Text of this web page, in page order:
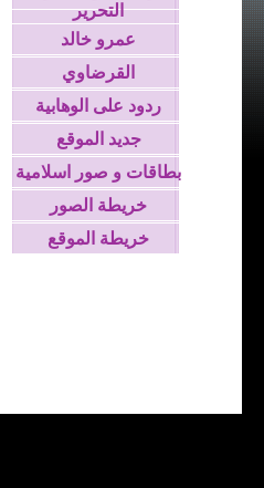
التحرير
عمرو خالد
القرضاوي
ردود على الوهابية
جديد الموقع
بطاقات و صور اسلامية
خريطة الصور
خريطة الموقع